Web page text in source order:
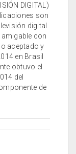
DIGITAL)
son
digital
con
aceptado y
en Brasil
obtuvo el
del
de